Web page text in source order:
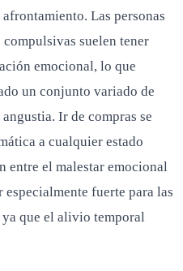
Las personas
suelen tener
emocional, lo que
un conjunto variado de
Ir de compras se
a cualquier estado
entre el malestar emocional
especialmente fuerte para las
ya que el alivio temporal